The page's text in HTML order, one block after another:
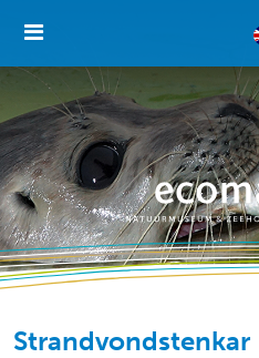
Strandvondstenkar